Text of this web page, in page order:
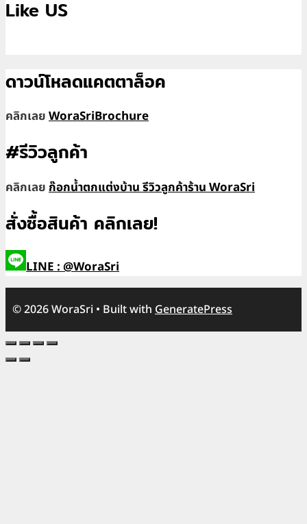
Like US
ดาวน์โหลดแคตตาล็อค
คลิกเลยWoraSriBrochure
#รีวิวลูกค้า
คลิกเลยก๊อกน้ำตกแต่งบ้าน รีวิวลูกค้าร้าน WoraSri
สั่งซื้อสินค้า คลิกเลย!
LINE : @WoraSri
© 2026 WoraSri • Built with GeneratePress